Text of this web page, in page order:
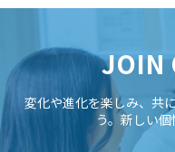
JOIN
変化や進化を楽しみ、共
う。新しい個